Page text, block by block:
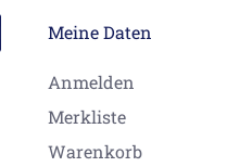
Meine Daten
Anmelden
Merkliste
Warenkorb